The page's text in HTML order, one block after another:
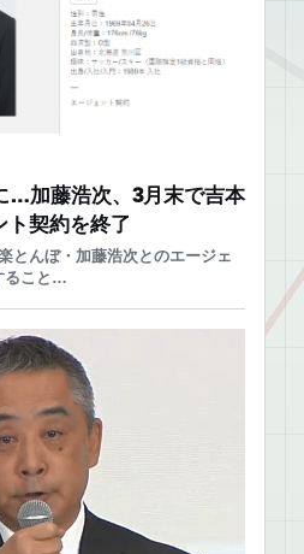
…加藤浩次、3月末で吉本
ト契約を終了
とんぼ・加藤浩次とのエージェ
ること…